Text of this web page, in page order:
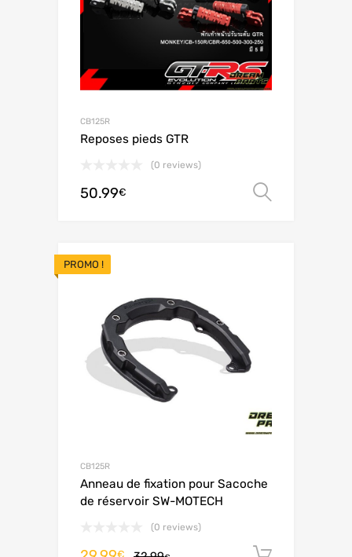
CB125R
Reposes pieds GTR
(0 reviews)
50.99€
PROMO !
CB125R
Anneau de fixation pour Sacoche
de réservoir SW-MOTECH
(0 reviews)
€